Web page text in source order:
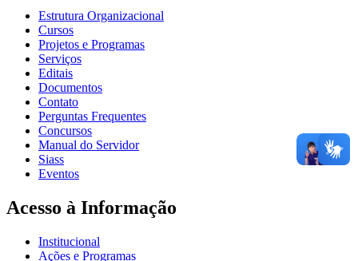
Estrutura Organizacional
Cursos
Projetos e Programas
Serviços
Editais
Documentos
Contato
Perguntas Frequentes
Concursos
Manual do Servidor
Siass
Eventos
Acesso à Informação
Institucional
Ações e Programas